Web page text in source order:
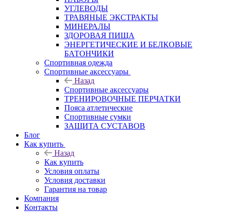
УГЛЕВОДЫ
ТРАВЯНЫЕ ЭКСТРАКТЫ
МИНЕРАЛЫ
ЗДОРОВАЯ ПИЩА
ЭНЕРГЕТИЧЕСКИЕ И БЕЛКОВЫЕ
БАТОНЧИКИ
Спортивная одежда
Спортивные аксессуары
Назад
Спортивные аксессуары
ТРЕНИРОВОЧНЫЕ ПЕРЧАТКИ
Пояса атлетические
Спортивные сумки
ЗАЩИТА СУСТАВОВ
Блог
Как купить
Назад
Как купить
Условия оплаты
Условия доставки
Гарантия на товар
Компания
Контакты